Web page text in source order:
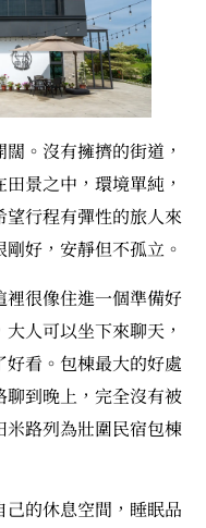
。沒有擁擠的街道，
景之中，環境單純，
行程有彈性的旅人來
好，安靜但不孤立。
很像住進一個準備好
人可以坐下來聊天，
看。包棟最大的好處
到晚上，完全沒有被
路列為壯圍民宿包棟
的休息空間，睡眠品